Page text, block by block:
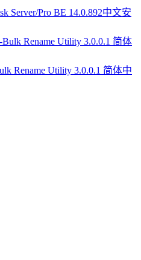
Server/Pro BE 14.0.892中文安
Rename Utility 3.0.0.1 简体中